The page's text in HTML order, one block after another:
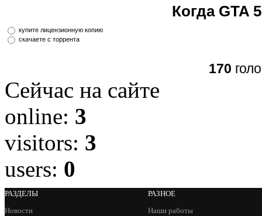
Когда GTA
купите лицензионную копию
скачаете с торрента
170
Сейчас на сайте
online: 3
visitors: 3
users: 0
РАЗДЕЛЫ
Новости
РАЗНОЕ
Наши работы